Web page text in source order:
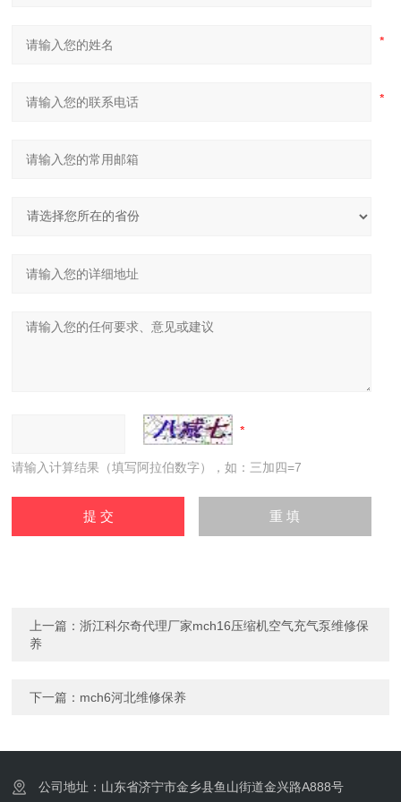
请输入计算结果（填写阿拉伯数字），如：三加四=7
上一篇：浙江科尔奇代理厂家mch16压缩机空气充气泵​维修保
养
下一篇： mch6河北维修保养
公司地址：山东省济宁市金乡县鱼山街道金兴路A888号